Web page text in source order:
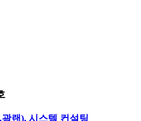
랜), 시스템 컨설팅